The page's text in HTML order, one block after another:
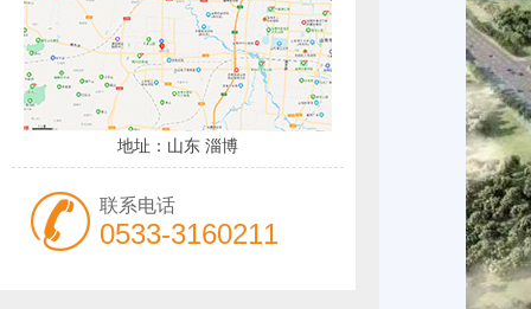
地址：山东 淄博
联系电话
0533-3160211